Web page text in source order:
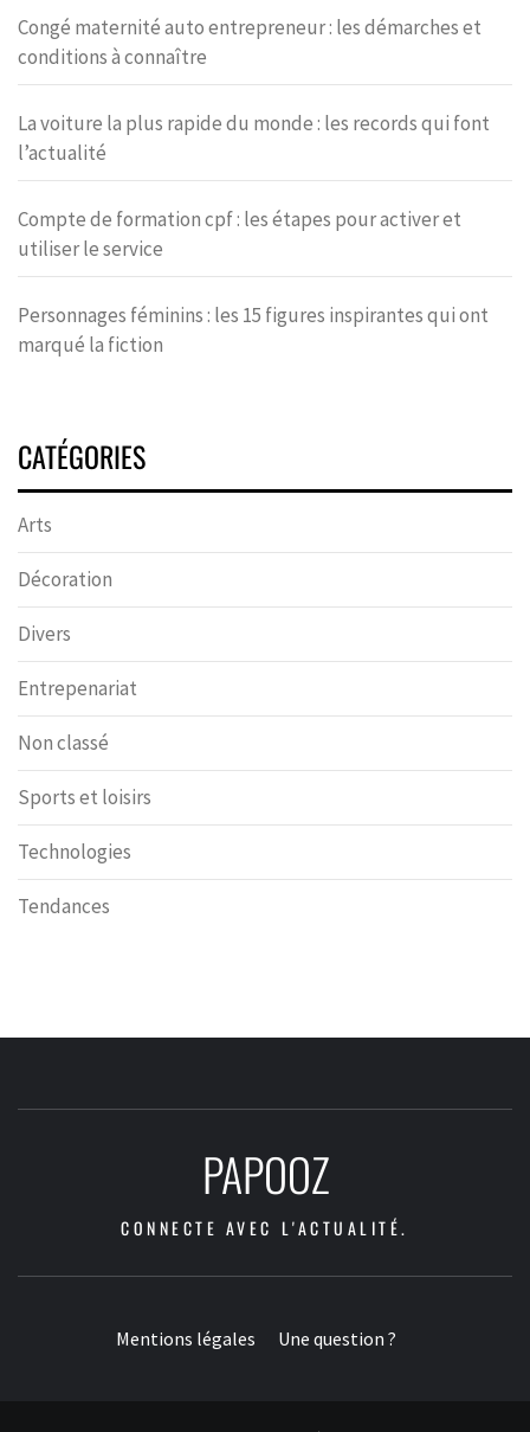
Congé maternité auto entrepreneur : les démarches et
conditions à connaître
La voiture la plus rapide du monde : les records qui font
l’actualité
Compte de formation cpf : les étapes pour activer et
utiliser le service
Personnages féminins : les 15 figures inspirantes qui ont
marqué la fiction
CATÉGORIES
Arts
Décoration
Divers
Entrepenariat
Non classé
Sports et loisirs
Technologies
Tendances
PAPOOZ
CONNECTE AVEC L'ACTUALITÉ.
Mentions légales Une question ?